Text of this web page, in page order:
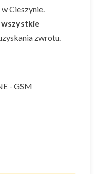
Cieszynie.
zwrotu.
- GSM